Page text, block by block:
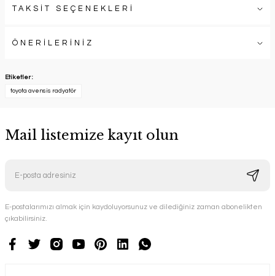
TAKSİT SEÇENEKLERİ
ÖNERİLERİNİZ
Etiketler :
toyota avensis radyatör
Mail listemize kayıt olun
E-postalarımızı almak için kaydoluyorsunuz ve dilediğiniz zaman abonelikten
çıkabilirsiniz.